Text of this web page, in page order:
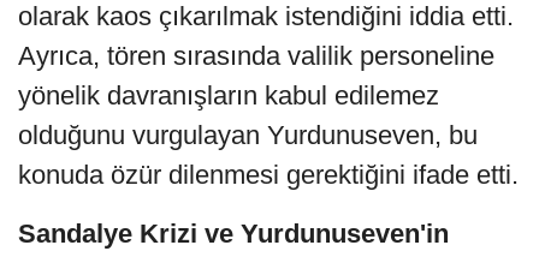
olarak kaos çıkarılmak istendiğini iddia etti.
Ayrıca, tören sırasında valilik personeline
yönelik davranışların kabul edilemez
olduğunu vurgulayan Yurdunuseven, bu
konuda özür dilenmesi gerektiğini ifade etti.
Sandalye Krizi ve Yurdunuseven'in